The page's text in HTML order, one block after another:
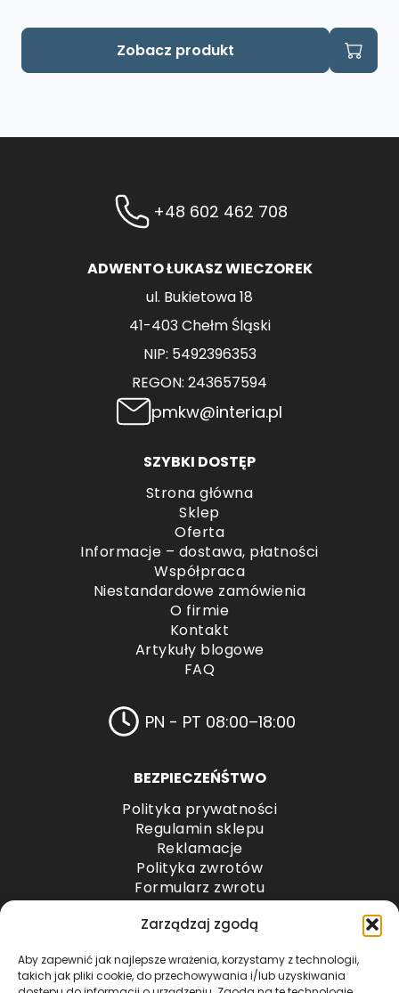
Zarządzaj zgodą
Aby zapewnić jak najlepsze wrażenia, korzystamy z technologii,
takich jak pliki cookie, do przechowywania i/lub uzyskiwania
Zobacz produkt
+48 602 462 708
ADWENTO ŁUKASZ WIECZOREK
ul. Bukietowa 18
41-403 Chełm Śląski
NIP: 5492396353
REGON: 243657594
pmkw@interia.pl
SZYBKI DOSTĘP
Strona główna
Sklep
Oferta
Informacje – dostawa, płatności
Współpraca
Niestandardowe zamówienia
O firmie
Kontakt
Artykuły blogowe
FAQ
PN - PT 08:00–18:00
BEZPIECZEŃŚTWO
Polityka prywatności
Regulamin sklepu
Reklamacje
Polityka zwrotów
Formularz zwrotu
Odstąpienie od umowy
Odstąpienie od umowy – przesyłki paletowe
METODY PŁATNOŚCI